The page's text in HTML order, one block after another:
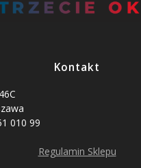
Kontakt
010 99
Regulamin Sklepu